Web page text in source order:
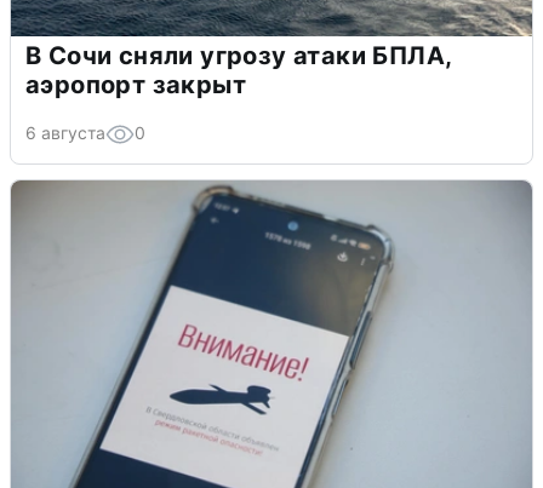
В Сочи сняли угрозу атаки БПЛА,
аэропорт закрыт
6 августа 0